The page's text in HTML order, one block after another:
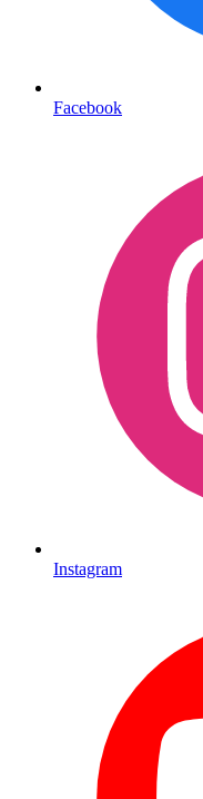
Facebook
Instagram